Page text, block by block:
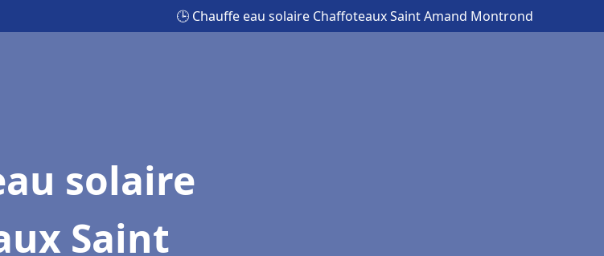
🕒 Chauffe eau solaire Chaffoteaux Saint Amand Montrond
solaire
Saint